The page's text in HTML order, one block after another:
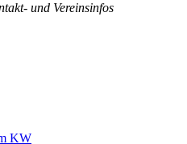
und Vereinsinfos